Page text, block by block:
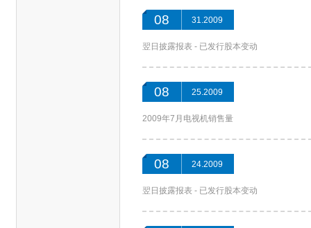
08 31.2009
翌日披露报表 - 已发行股本变动
08 25.2009
2009年7月电视机销售量
08 24.2009
翌日披露报表 - 已发行股本变动